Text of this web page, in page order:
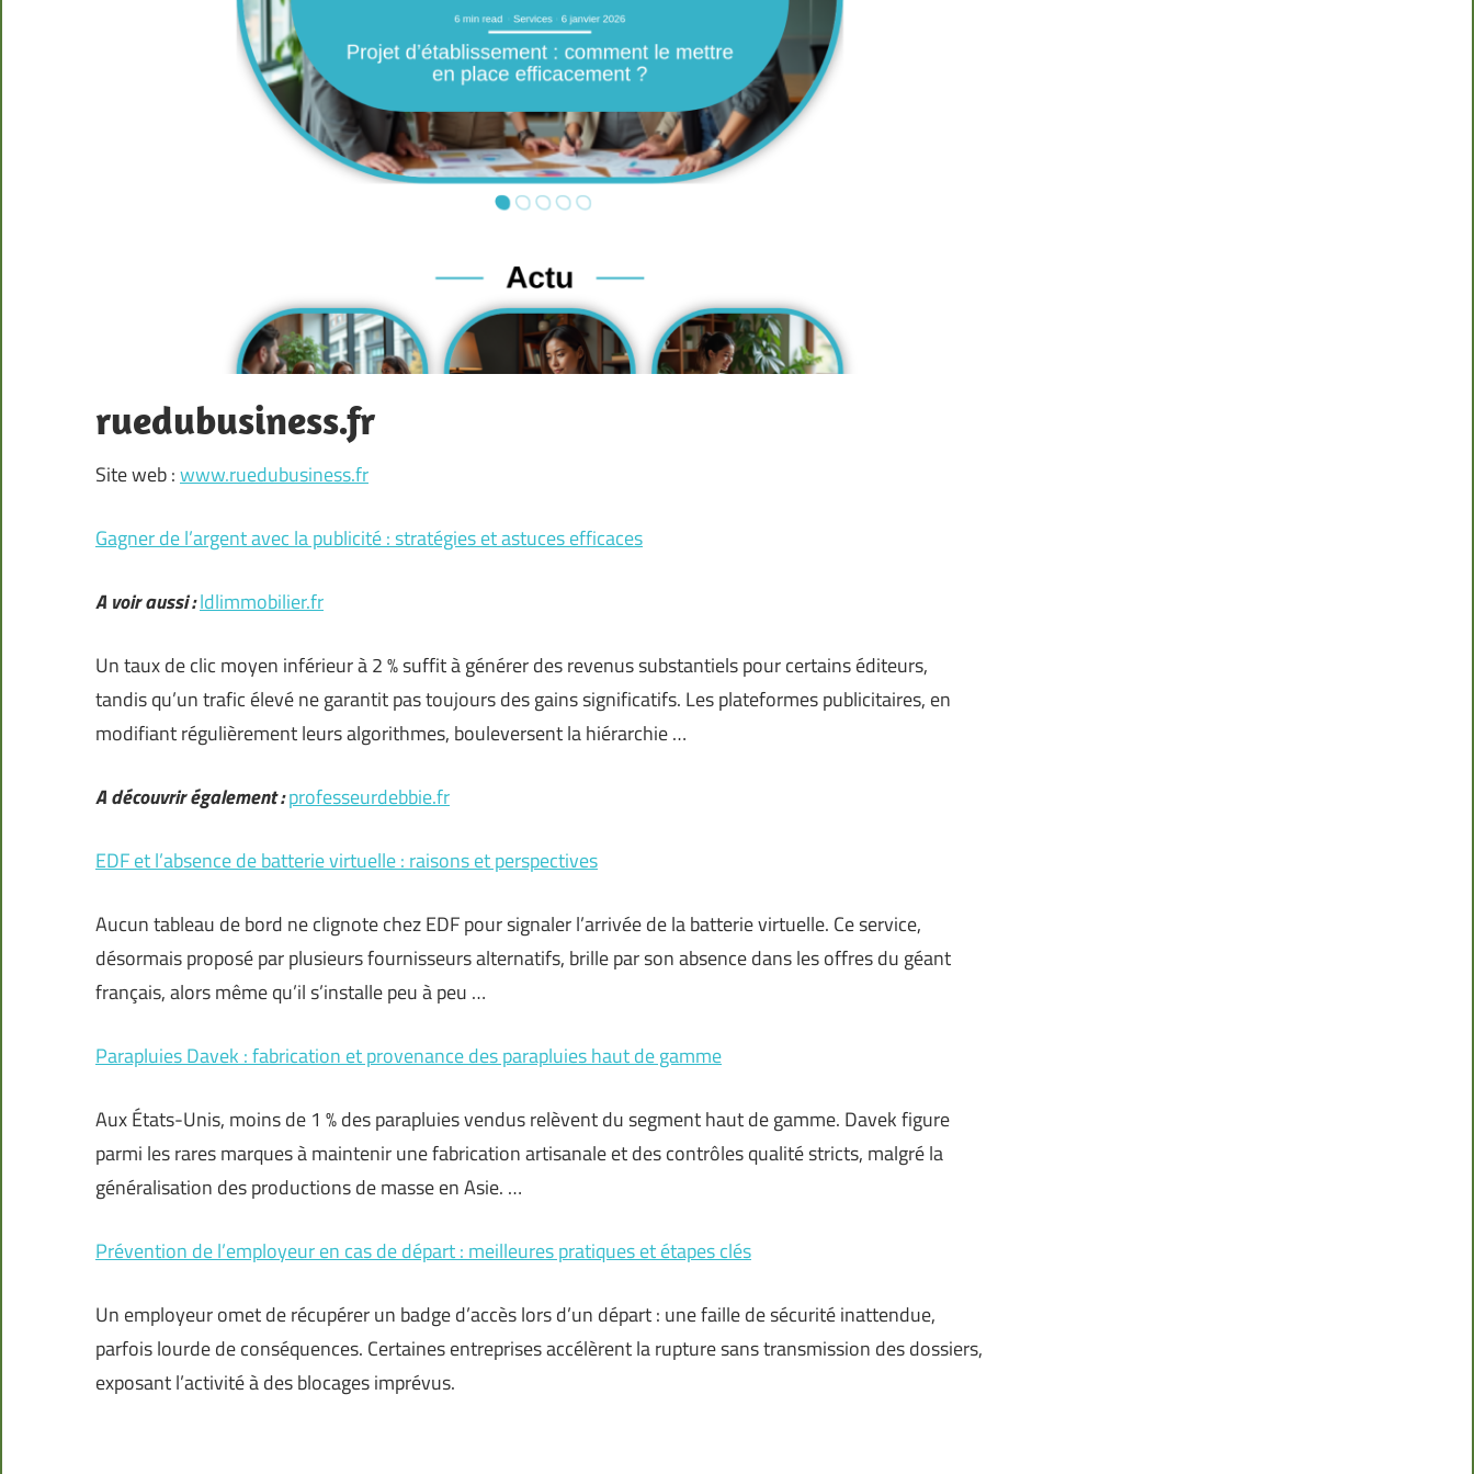
ruedubusiness.fr
Site web :www.ruedubusiness.fr
Gagner de l’argent avec la publicité : stratégies et astuces efficaces
A voir aussi :ldlimmobilier.fr
Un taux de clic moyen inférieur à 2 % suffit à générer des revenus substantiels pour certains éditeurs,
tandis qu’un trafic élevé ne garantit pas toujours des gains significatifs. Les plateformes publicitaires, en
modifiant régulièrement leurs algorithmes, bouleversent la hiérarchie …
A découvrir également :professeurdebbie.fr
EDF et l’absence de batterie virtuelle : raisons et perspectives
Aucun tableau de bord ne clignote chez EDF pour signaler l’arrivée de la batterie virtuelle. Ce service,
désormais proposé par plusieurs fournisseurs alternatifs, brille par son absence dans les offres du géant
français, alors même qu’il s’installe peu à peu …
Parapluies Davek : fabrication et provenance des parapluies haut de gamme
Aux États-Unis, moins de 1 % des parapluies vendus relèvent du segment haut de gamme. Davek figure
parmi les rares marques à maintenir une fabrication artisanale et des contrôles qualité stricts, malgré la
généralisation des productions de masse en Asie. …
Prévention de l’employeur en cas de départ : meilleures pratiques et étapes clés
Un employeur omet de récupérer un badge d’accès lors d’un départ : une faille de sécurité inattendue,
parfois lourde de conséquences. Certaines entreprises accélèrent la rupture sans transmission des dossiers,
exposant l’activité à des blocages imprévus.